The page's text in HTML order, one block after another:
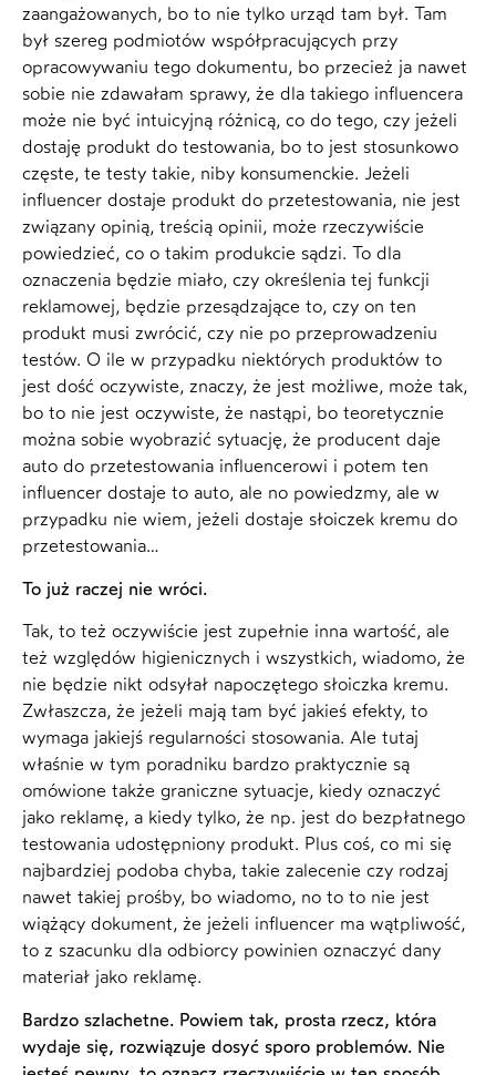
zaangażowanych, bo to nie tylko urząd tam był. Tam
był szereg podmiotów współpracujących przy
opracowywaniu tego dokumentu, bo przecież ja nawet
sobie nie zdawałam sprawy, że dla takiego influencera
może nie być intuicyjną różnicą, co do tego, czy jeżeli
dostaję produkt do testowania, bo to jest stosunkowo
częste, te testy takie, niby konsumenckie. Jeżeli
influencer dostaje produkt do przetestowania, nie jest
związany opinią, treścią opinii, może rzeczywiście
powiedzieć, co o takim produkcie sądzi. To dla
oznaczenia będzie miało, czy określenia tej funkcji
reklamowej, będzie przesądzające to, czy on ten
produkt musi zwrócić, czy nie po przeprowadzeniu
testów. O ile w przypadku niektórych produktów to
jest dość oczywiste, znaczy, że jest możliwe, może tak,
bo to nie jest oczywiste, że nastąpi, bo teoretycznie
można sobie wyobrazić sytuację, że producent daje
auto do przetestowania influencerowi i potem ten
influencer dostaje to auto, ale no powiedzmy, ale w
przypadku nie wiem, jeżeli dostaje słoiczek kremu do
przetestowania…
To już raczej nie wróci.
Tak, to też oczywiście jest zupełnie inna wartość, ale
też względów higienicznych i wszystkich, wiadomo, że
nie będzie nikt odsyłał napoczętego słoiczka kremu.
Zwłaszcza, że jeżeli mają tam być jakieś efekty, to
wymaga jakiejś regularności stosowania. Ale tutaj
właśnie w tym poradniku bardzo praktycznie są
omówione także graniczne sytuacje, kiedy oznaczyć
jako reklamę, a kiedy tylko, że np. jest do bezpłatnego
testowania udostępniony produkt. Plus coś, co mi się
najbardziej podoba chyba, takie zalecenie czy rodzaj
nawet takiej prośby, bo wiadomo, no to to nie jest
wiążący dokument, że jeżeli influencer ma wątpliwość,
to z szacunku dla odbiorcy powinien oznaczyć dany
materiał jako reklamę.
Bardzo szlachetne. Powiem tak, prosta rzecz, która
wydaje się, rozwiązuje dosyć sporo problemów. Nie